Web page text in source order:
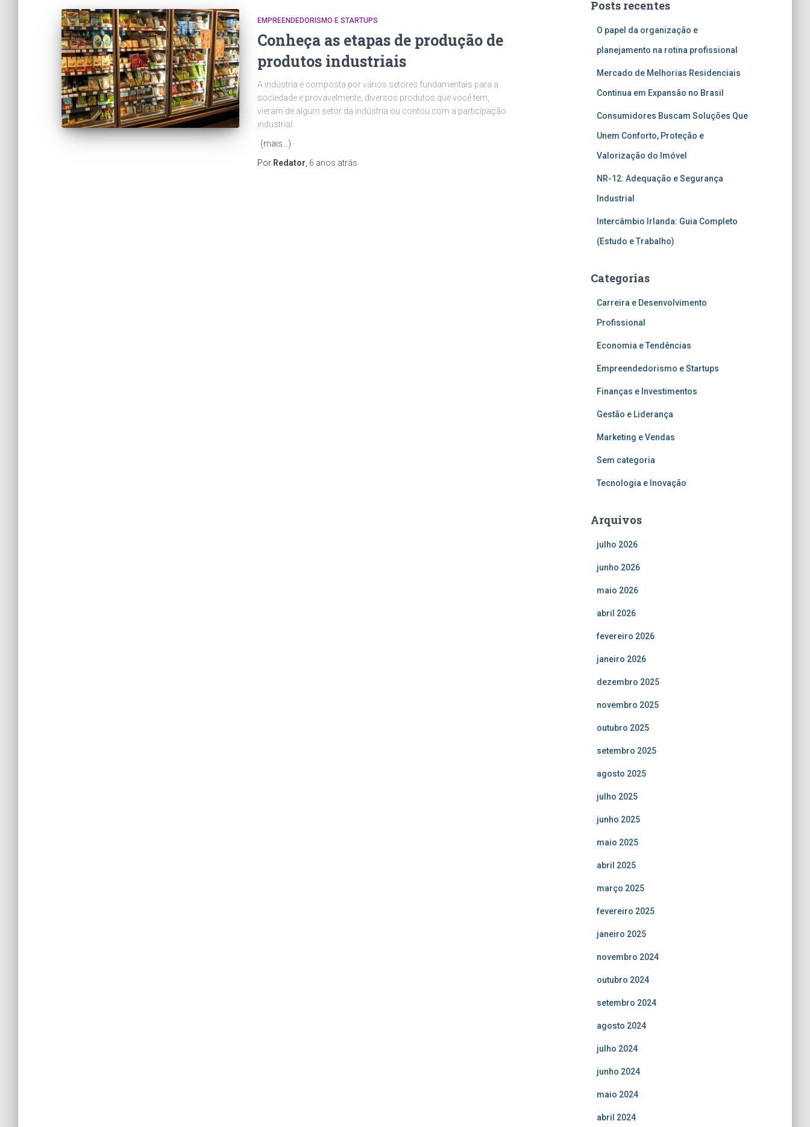
EMPREENDEDORISMO E STARTUPS
Conheça as etapas de produção de
produtos industriais
A indústria é composta por vários setores fundamentais para a
sociedade e provavelmente, diversos produtos que você tem,
vieram de algum setor da indústria ou contou com a participação
industrial.
(mais…)
Por Redator 6 anos atrás
Posts recentes
O papel da organização e
planejamento na rotina profissional
Mercado de Melhorias Residenciais
Continua em Expansão no Brasil
Consumidores Buscam Soluções Que
Unem Conforto, Proteção e
Valorização do Imóvel
NR-12: Adequação e Segurança
Industrial
Intercâmbio Irlanda: Guia Completo
(Estudo e Trabalho)
Categorias
Carreira e Desenvolvimento
Profissional
Economia e Tendências
Empreendedorismo e Startups
Finanças e Investimentos
Gestão e Liderança
Marketing e Vendas
Sem categoria
Tecnologia e Inovação
Arquivos
julho 2026
junho 2026
maio 2026
abril 2026
fevereiro 2026
janeiro 2026
dezembro 2025
novembro 2025
outubro 2025
setembro 2025
agosto 2025
julho 2025
junho 2025
maio 2025
abril 2025
março 2025
fevereiro 2025
janeiro 2025
novembro 2024
outubro 2024
setembro 2024
agosto 2024
julho 2024
junho 2024
maio 2024
abril 2024